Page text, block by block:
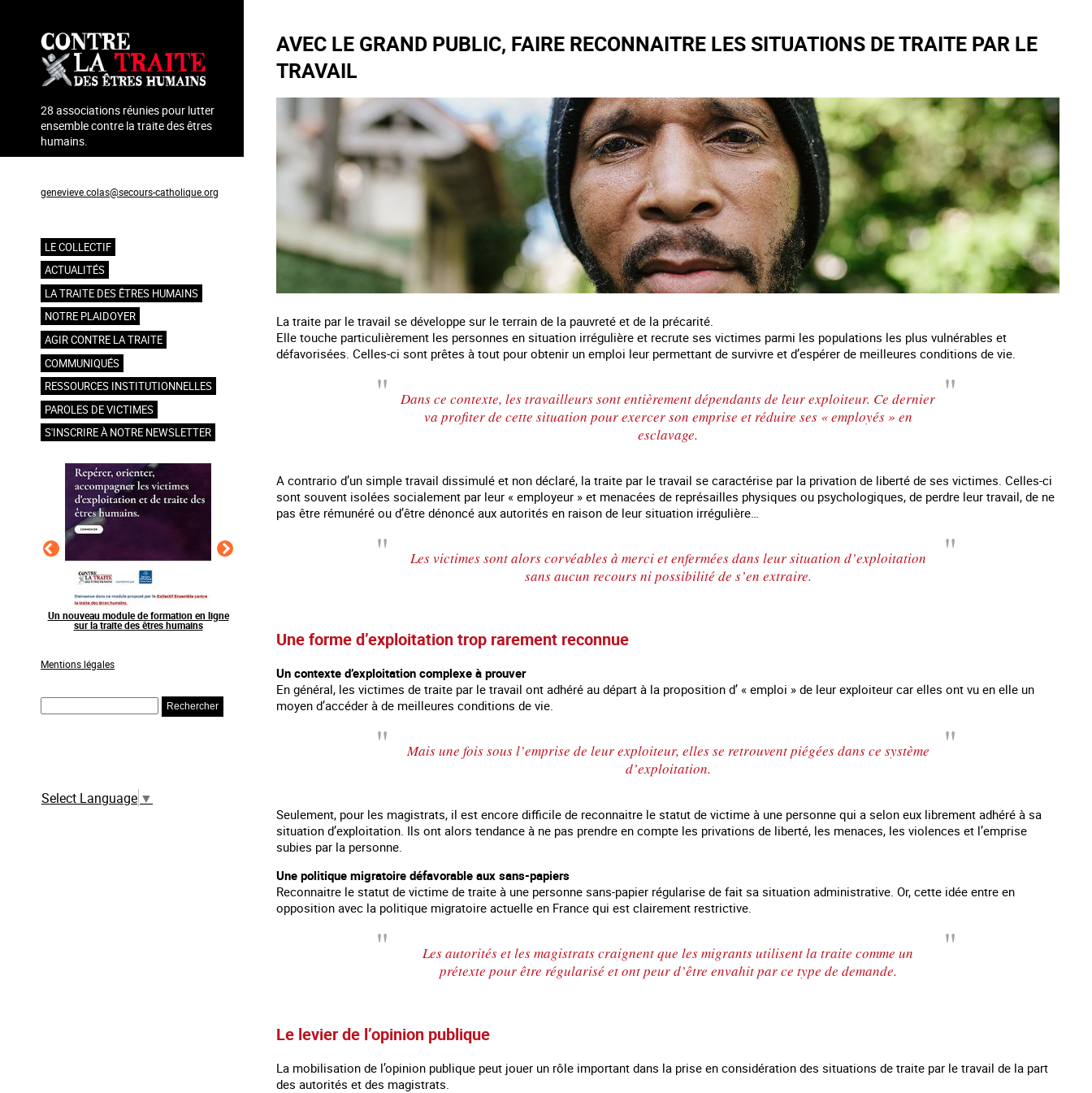
contenu
principal
28 associations réunies pour lutter
ensemble contre la traite des êtres
humains.
genevieve.colas@secours-catholique.org
Navigation
principale
LE COLLECTIF
ACTUALITÉS
LA TRAITE DES ÊTRES HUMAINS
NOTRE PLAIDOYER
AGIR CONTRE LA TRAITE
COMMUNIQUÉS
RESSOURCES INSTITUTIONNELLES
PAROLES DE VICTIMES
S'INSCRIRE À NOTRE NEWSLETTER
Raising awareness on the sidelines of major
sporting events
Mentions légales
Select Language ▼
AVEC LE GRAND PUBLIC, FAIRE RECONNAITRE LES SITUATIONS DE TRAITE PAR LE
TRAVAIL
La traite par le travail se développe sur le terrain de la pauvreté et de la précarité.
Elle touche particulièrement les personnes en situation irrégulière et recrute ses victimes parmi les populations les plus vulnérables et
défavorisées. Celles-ci sont prêtes à tout pour obtenir un emploi leur permettant de survivre et d’espérer de meilleures conditions de vie.
Dans ce contexte, les travailleurs sont entièrement dépendants de leur exploiteur. Ce dernier
va profiter de cette situation pour exercer son emprise et réduire ses « employés » en
esclavage.
A contrario d’un simple travail dissimulé et non déclaré, la traite par le travail se caractérise par la privation de liberté de ses victimes. Celles-ci
sont souvent isolées socialement par leur « employeur » et menacées de représailles physiques ou psychologiques, de perdre leur travail, de ne
pas être rémunéré ou d’être dénoncé aux autorités en raison de leur situation irrégulière…
Les victimes sont alors corvéables à merci et enfermées dans leur situation d’exploitation
sans aucun recours ni possibilité de s’en extraire.
Une forme d’exploitation trop rarement reconnue
Un contexte d’exploitation complexe à prouver
En général, les victimes de traite par le travail ont adhéré au départ à la proposition d’ « emploi » de leur exploiteur car elles ont vu en elle un
moyen d’accéder à de meilleures conditions de vie.
Mais une fois sous l’emprise de leur exploiteur, elles se retrouvent piégées dans ce système
d’exploitation.
Seulement, pour les magistrats, il est encore difficile de reconnaitre le statut de victime à une personne qui a selon eux librement adhéré à sa
situation d’exploitation. Ils ont alors tendance à ne pas prendre en compte les privations de liberté, les menaces, les violences et l’emprise
subies par la personne.
Une politique migratoire défavorable aux sans-papiers
Reconnaitre le statut de victime de traite à une personne sans-papier régularise de fait sa situation administrative. Or, cette idée entre en
opposition avec la politique migratoire actuelle en France qui est clairement restrictive.
Les autorités et les magistrats craignent que les migrants utilisent la traite comme un
prétexte pour être régularisé et ont peur d’être envahit par ce type de demande.
Le levier de l’opinion publique
La mobilisation de l’opinion publique peut jouer un rôle important dans la prise en considération des situations de traite par le travail de la part
des autorités et des magistrats.